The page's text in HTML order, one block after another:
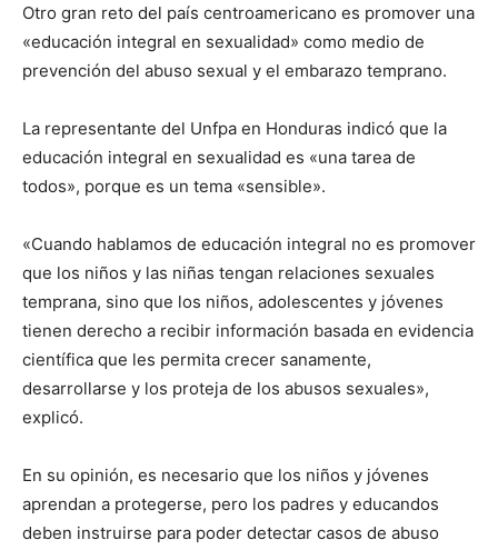
Otro gran reto del país centroamericano es promover una
«educación integral en sexualidad» como medio de
prevención del abuso sexual y el embarazo temprano.
La representante del Unfpa en Honduras indicó que la
educación integral en sexualidad es «una tarea de
todos», porque es un tema «sensible».
«Cuando hablamos de educación integral no es promover
que los niños y las niñas tengan relaciones sexuales
temprana, sino que los niños, adolescentes y jóvenes
tienen derecho a recibir información basada en evidencia
científica que les permita crecer sanamente,
desarrollarse y los proteja de los abusos sexuales»,
explicó.
En su opinión, es necesario que los niños y jóvenes
aprendan a protegerse, pero los padres y educandos
deben instruirse para poder detectar casos de abuso